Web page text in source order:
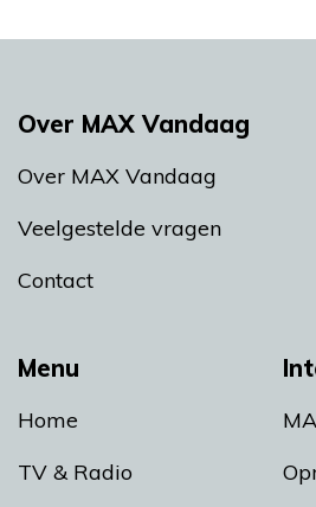
Menu
Home
TV & Radio
Over MAX Vandaag
Over MAX Vandaag
Veelgestelde vragen
Contact